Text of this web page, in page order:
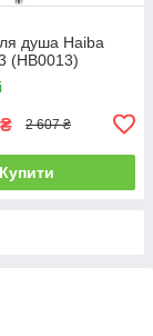
душа Haiba
(HB0013)
₴ 2 607 ₴
Купити